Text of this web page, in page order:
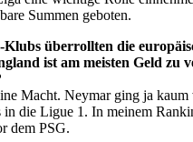
Summen geboten.
Klubs überrollten die
ist am meisten Geld zu
Macht. Neymar ging ja kaum
in die Ligue 1. In meinem
dem PSG.